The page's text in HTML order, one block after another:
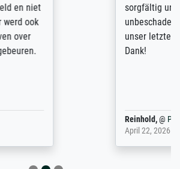
sicher verpackt, so dass es
bei uns ankam. Es wird nicht
Meisterdruck sein. Vielen